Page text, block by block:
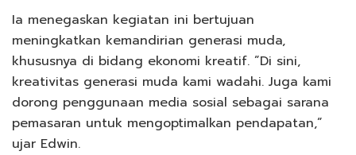
Ia menegaskan kegiatan ini bertujuan
meningkatkan kemandirian generasi muda,
khususnya di bidang ekonomi kreatif. ”Di sini,
kreativitas generasi muda kami wadahi. Juga kami
dorong penggunaan media sosial sebagai sarana
pemasaran untuk mengoptimalkan pendapatan,”
ujar Edwin.